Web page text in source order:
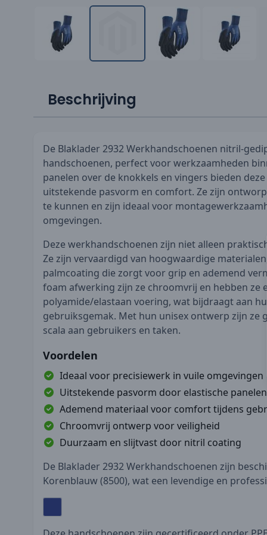
Beschrijving
De Blaklader 2932 Werkhandschoenen nitril-
handschoenen, perfect voor werkzaamheden
panelen over de knokkels en vingers bieden
uitstekende pasvorm en comfort. Ze zijn
te kunnen en zijn ideaal voor
omgevingen.
Deze werkhandschoenen zijn niet alleen
Ze zijn vervaardigd van hoogwaardige
palmcoating die zorgt voor grip en ademend
foam afwerking zijn ze chroomvrij en hebben ze
polyamide/elastaan voering, wat bijdraagt aan
gebruiksgemak. Met hun unisex ontwerp zijn ze
scala aan gebruikers en taken.
Voordelen
Ideaal voor precisiewerk in vuile omgevingen
Uitstekende pasvorm door elastische panelen
Ademend materiaal voor comfort tijdens
Chroomvrij ontwerp voor veiligheid
Duurzaam en slijtvast door nitril coating
De Blaklader 2932 Werkhandschoenen zijn
Korenblauw (8500), wat een levendige en